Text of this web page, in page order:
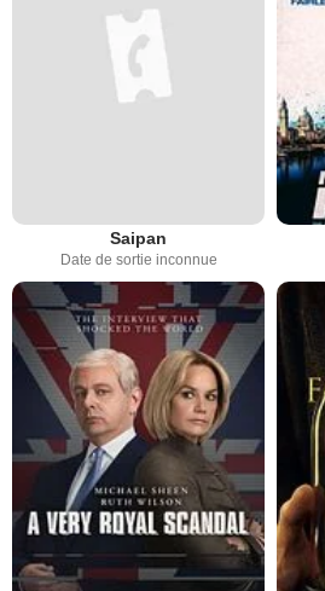
Saipan
Date de sortie inconnue